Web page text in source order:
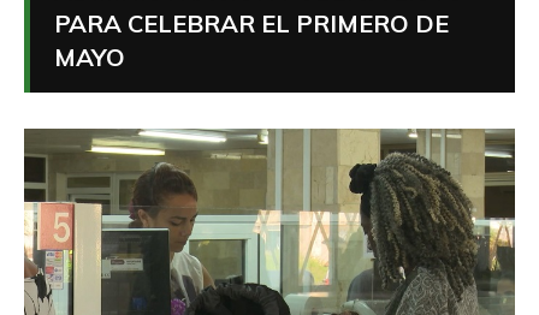
PARA CELEBRAR EL PRIMERO DE
MAYO